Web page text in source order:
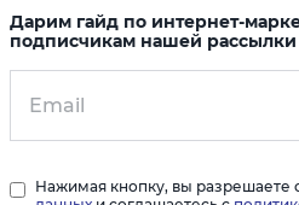
Дарим гайд по интернет-
подписчикам нашей рассылки
Нажимая кнопку, вы разрешаете